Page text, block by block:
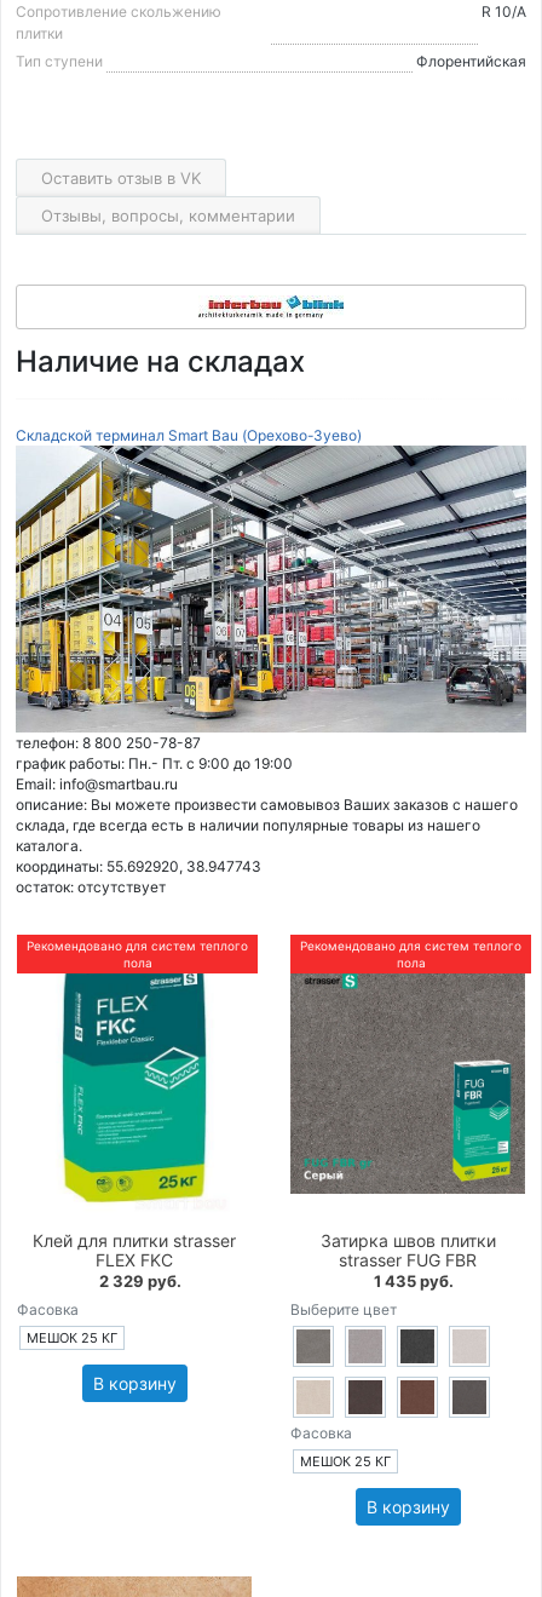
Сопротивление скольжению
плитки
R 10/A
Тип ступени Флорентийская
Оставить отзыв в VK
Отзывы, вопросы, комментарии
Наличие на складах
Складской терминал Smart Bau (Орехово-Зуево)
телефон: 8 800 250-78-87
график работы: Пн.- Пт. с 9:00 до 19:00
Email: info@smartbau.ru
описание: Вы можете произвести самовывоз Ваших заказов с нашего
склада, где всегда есть в наличии популярные товары из нашего
каталога.
координаты: 55.692920, 38.947743
остаток: отсутствует
Рекомендовано для систем теплого
пола
Клей для плитки strasser
FLEX FKC
2 329 руб.
Фасовка
МЕШОК 25 КГ
В корзину
Рекомендовано для систем теплого
пола
Затирка швов плитки
strasser FUG FBR
1 435 руб.
Выберите цвет
Фасовка
МЕШОК 25 КГ
В корзину